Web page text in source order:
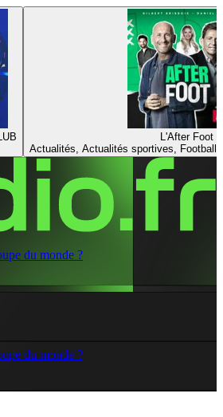
L'After Foot
Actualités, Actualités sportives,
du monde ?
du monde ?